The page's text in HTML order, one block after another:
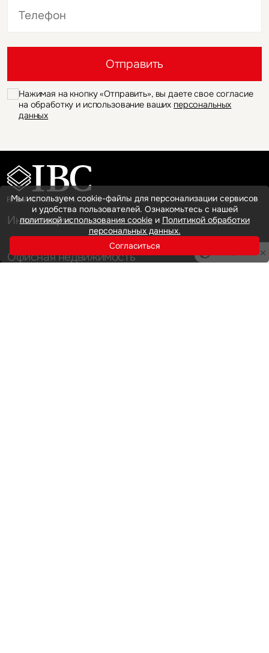
Отправить
Нажимая на кнопку «Отправить», вы даете свое согласие
на обработку и использование ваших персональных
данных
Инвестиции
Офисная недвижимость
Мы используем cookie-файлы для персонализации сервисов
и удобства пользователей. Ознакомьтесь с нашей
политикой использования cookieи Политикой обработки
персональных данных.
Согласиться